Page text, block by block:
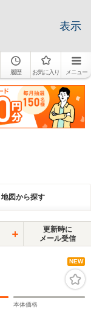
表示
履歴 お気に入り メニュー
地図から探す
更新時に
メール受信
NEW
本体価格